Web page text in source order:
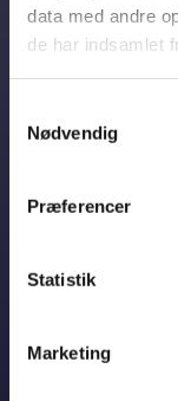
data med andre
de har indsamlet
Nødvendig
Præferencer
Statistik
Marketing
Talere
Kontakt